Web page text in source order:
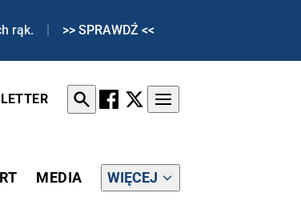
rąk. | >> SPRAWDŹ <<
MEDIA WIĘCEJ